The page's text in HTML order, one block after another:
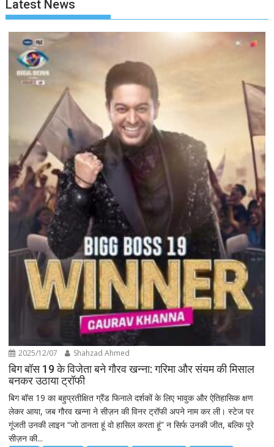
Latest News
2025/12/07 Shahzad Ahmed
बिग बॉस 19 के विजेता बने गौरव खन्ना: गरिमा और संयम की मिसाल
बनकर उठाया ट्रॉफी
बिग बॉस 19 का बहुप्रतीक्षित ग्रैंड फिनाले दर्शकों के लिए भावुक और ऐतिहासिक क्षण
लेकर आया, जब गौरव खन्ना ने सीज़न की विनर ट्रॉफी अपने नाम कर ली। स्टेज पर
गूंजती उनकी लाइन “जो ठानता हूं वो हासिल करता हूं” न सिर्फ उनकी जीत, बल्कि पूरे
सीज़न की...